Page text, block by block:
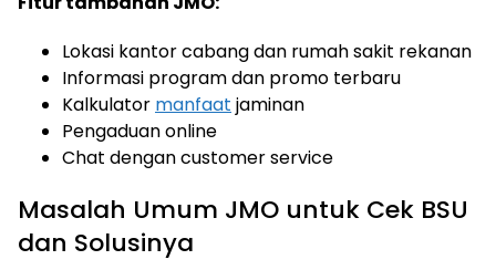
Lokasi kantor cabang dan rumah sakit rekanan
Informasi program dan promo terbaru
Kalkulator manfaat jaminan
Pengaduan online
Chat dengan customer service
Masalah Umum JMO untuk Cek BSU
dan Solusinya